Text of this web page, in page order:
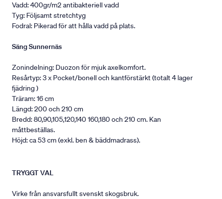
Vadd: 400gr/m2 antibakteriell vadd
Tyg: Följsamt stretchtyg
Fodral: Pikerad för att hålla vadd på plats.
Säng Sunnernäs
Zonindelning: Duozon för mjuk axelkomfort.
Resårtyp: 3 x Pocket/bonell och kantförstärkt (totalt 4 lager
fjädring )
Träram: 16 cm
Längd: 200 och 210 cm
Bredd: 80,90,105,120,140 160,180 och 210 cm. Kan
måttbeställas.
Höjd: ca 53 cm (exkl. ben & bäddmadrass).
TRYGGT VAL
Virke från ansvarsfullt svenskt skogsbruk.